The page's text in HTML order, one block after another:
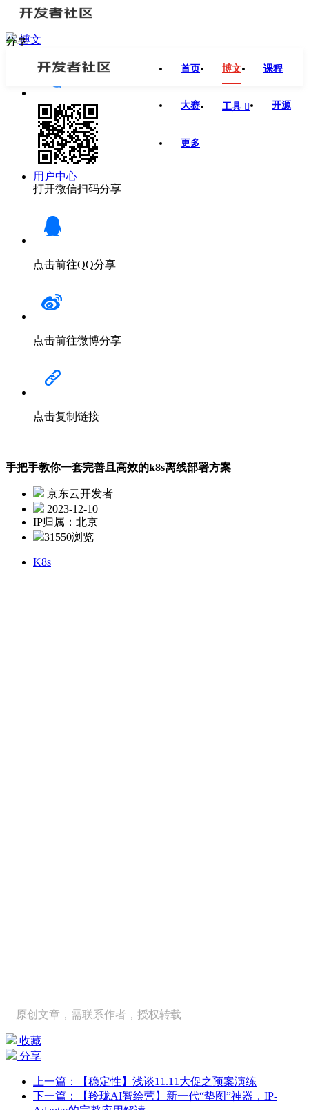
博文
首页 博文 课程
大赛 工具  开源
更多
用户中心
分享
打开微信扫码分享
点击前往QQ分享
点击前往微博分享
点击复制链接
手把手教你一套完善且高效的k8s离线部署方案
京东云开发者
2023-12-10
IP归属：北京
31550浏览
K8s
原创文章，需联系作者，授权转载
收藏
分享
上一篇：【稳定性】浅谈11.11大促之预案演练
下一篇：【羚珑AI智绘营】新一代“垫图”神器，IP-